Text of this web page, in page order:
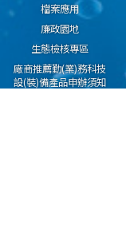
檔案應用
廉政園地
生態檢核專區
廠商推薦勤(業)務科技
設(裝)備產品申辦須知